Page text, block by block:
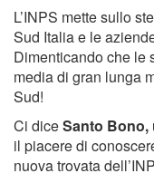
L’INPS mette sullo
Sud Italia e le
Dimenticando che le
media di gran lunga
Sud!
Ci diceSanto Bono,
il piacere di
nuova trovata